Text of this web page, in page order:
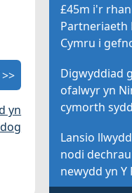
yn
£45m i'r
Partneriaeth
Cymru i
Digwyddiad
ofalwyr yn
cymorth
Lansio
nodi
newydd yn Y